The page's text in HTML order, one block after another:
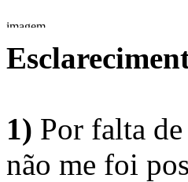
1) Por falta
não me foi